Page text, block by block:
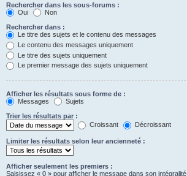
Rechercher dans les sous-forums :
Oui
Non
Rechercher dans :
Le titre des sujets et le contenu des messages
Le contenu des messages uniquement
Le titre des sujets uniquement
Le premier message des sujets uniquement
Afficher les résultats sous forme de :
Messages
Sujets
Trier les résultats par :
Croissant
Décroissant
Limiter les résultats selon leur ancienneté :
Afficher seulement les premiers :
Saisissez « 0 » pour afficher le message dans son intégralité.